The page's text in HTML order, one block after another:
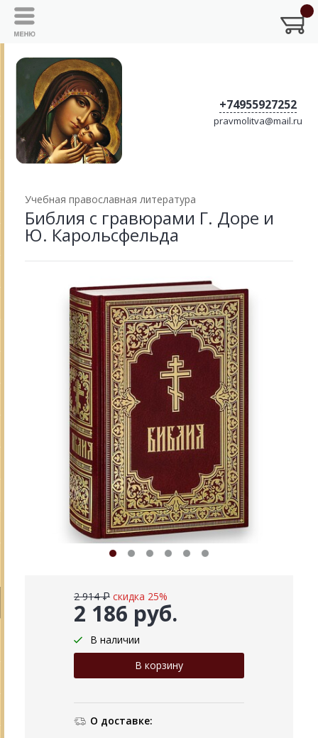
+74955927252
pravmolitva@mail.ru
Учебная православная литература
Библия с гравюрами Г. Доре и
Ю. Карольсфельда
2 186 руб.
2 914 ₽ скидка 25%
В наличии
О доставке: